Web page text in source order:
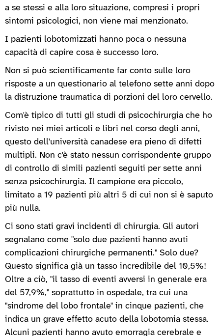
a se stessi e alla loro situazione, compresi i propri
sintomi psicologici, non viene mai menzionato.
I pazienti lobotomizzati hanno poca o nessuna
capacità di capire cosa è successo loro.
Non si può scientificamente far conto sulle loro
risposte a un questionario al telefono sette anni dopo
la distruzione traumatica di porzioni del loro cervello.
Com'è tipico di tutti gli studi di psicochirurgia che ho
rivisto nei miei articoli e libri nel corso degli anni,
questo dell'università canadese era pieno di difetti
multipli. Non c'è stato nessun corrispondente gruppo
di controllo di simili pazienti seguiti per sette anni
senza psicochirurgia. Il campione era piccolo,
limitato a 19 pazienti più altri 5 di cui non si è saputo
più nulla.
Ci sono stati gravi incidenti di chirurgia. Gli autori
segnalano come "solo due pazienti hanno avuti
complicazioni chirurgiche permanenti." Solo due?
Questo significa già un tasso incredibile del 10,5%!
Oltre a ciò, "il tasso di eventi avversi in generale era
del 57,9%," soprattutto in ospedale, tra cui una
"sindrome del lobo frontale" in cinque pazienti, che
indica un grave effetto acuto della lobotomia stessa.
Alcuni pazienti hanno avuto emorragia cerebrale e